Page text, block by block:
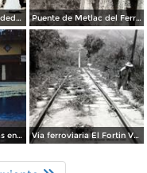
Tipos Mexicanos Vendedores de flores en la estacion del Ferrocarril Central Mexicano. Puente de Metlac del Ferrocarril Central Mexicano ( Circulada el 23 de Junio de 1921 ).
Alberca con gardenias en El Fortin Veracruz (c. 1953). Via ferroviaria El Fortin Veracruz Marzo de 1946.